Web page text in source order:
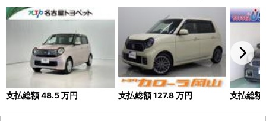
支払総額48.5万円 支払総額127.8万円 支払総額